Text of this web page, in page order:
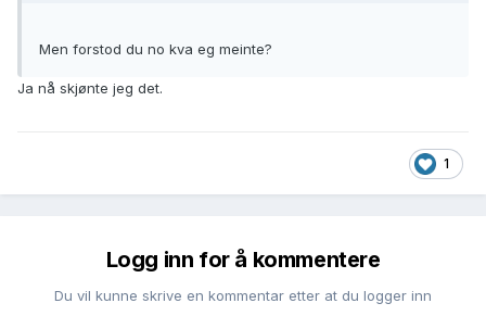
Men forstod du no kva eg meinte?
Ja nå skjønte jeg det.
1
Logg inn for å kommentere
Du vil kunne skrive en kommentar etter at du logger inn